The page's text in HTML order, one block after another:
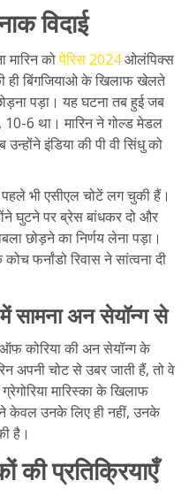
विदाई
मारिन कोपेरिस 2024ओलंपिक्स
ही बिंगजियाओ के खिलाफ खेलते
पड़ा। यह घटना तब हुई जब
10-6 था। मारिन ने गोल्ड मेडल
इंडिया की पी वी सिंधु को
पहले भी एसीएल चोटें लग चुकी हैं।
घुटने पर ब्रेस बांधकर दो और
छोड़ने का निर्णय लेना पड़ा।
फर्नांडो रिवास ने सांत्वना दी
सामना अन सेयॉन्ग से
कोरिया की अन सेयॉन्ग के
अपनी चोट से उबर जाती हैं, तो वे
मारिस्का के खिलाफ
केवल उनके लिए ही नहीं, उनके
है।
की प्रतिक्रियाएँ